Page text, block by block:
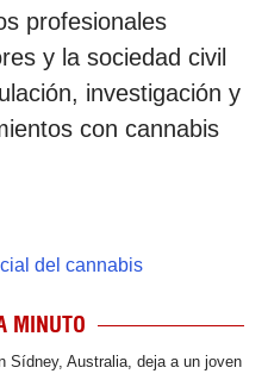
profesionales
y la sociedad civil
investigación y
con cannabis
del cannabis
MINUTO
Sídney, Australia, deja a un joven